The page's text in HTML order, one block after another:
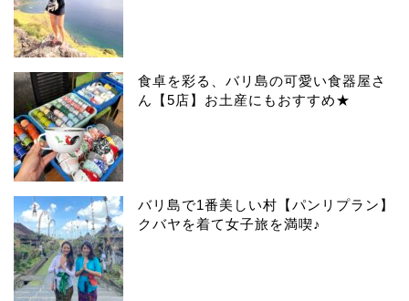
食卓を彩る、バリ島の可愛い食器屋さ
ん【5店】お土産にもおすすめ★
バリ島で1番美しい村【パンリプラン】
クバヤを着て女子旅を満喫♪